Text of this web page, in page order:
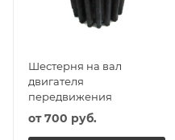
Шестерня на вал
двигателя
передвижения
от700 руб.